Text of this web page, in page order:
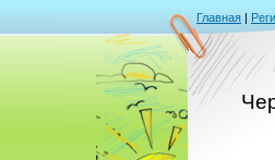
Главная |